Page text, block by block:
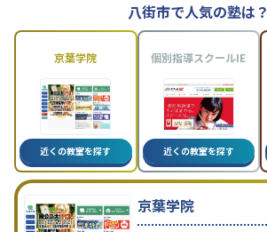
八街市で人気の塾は？
京葉学院
近くの教室を探す
個別指導スクールIE
近くの教室を探す
京葉学院